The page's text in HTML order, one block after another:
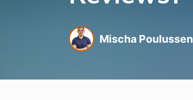
Mischa Poulussen